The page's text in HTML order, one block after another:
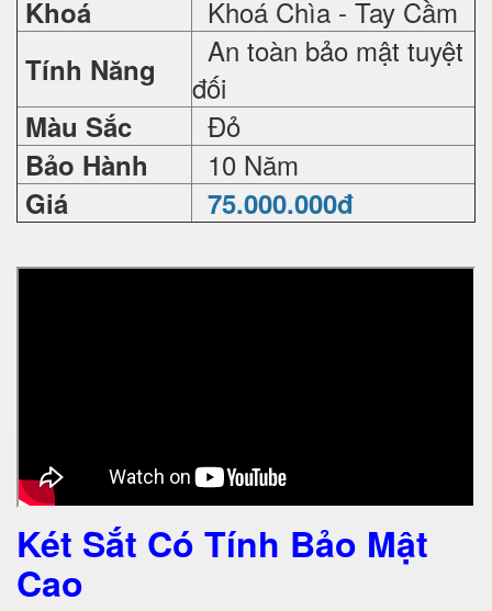
Khoá Khoá Chìa - Tay Cầm
Tính Năng
An toàn bảo mật tuyệt
đối
Màu Sắc Đỏ
Bảo Hành 10 Năm
Giá 75.000.000đ
Két Sắt Có Tính Bảo Mật
Cao